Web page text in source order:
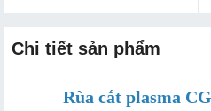
Chi tiết sản phẩm
Rùa cắt plasma